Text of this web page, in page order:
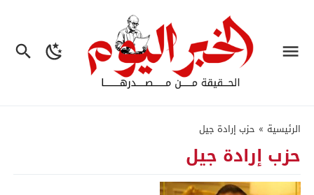
الرئيسية » حزب إرادة جيل
حزب إرادة جيل